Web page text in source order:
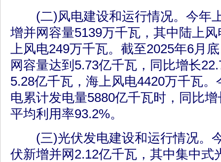
(二)风电建设和运行情况。今年
增并网容量5139万千瓦，其中陆上
上风电249万千瓦。截至2025年6月
网容量达到5.73亿千瓦，同比增长
5.28亿千瓦，海上风电4420万千瓦
电累计发电量5880亿千瓦时，同比
平均利用率93.2%。
(三)光伏发电建设和运行情况。
伏新增并网2.12亿千瓦，其中集中式